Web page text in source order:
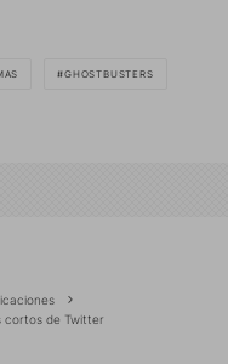
GHOSTBUSTERS
cortos de Twitter